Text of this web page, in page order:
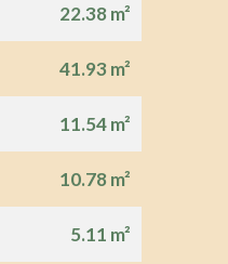
22.38 m²
41.93 m²
11.54 m²
10.78 m²
5.11 m²